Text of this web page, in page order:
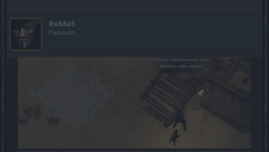
RoMaS
Padavan